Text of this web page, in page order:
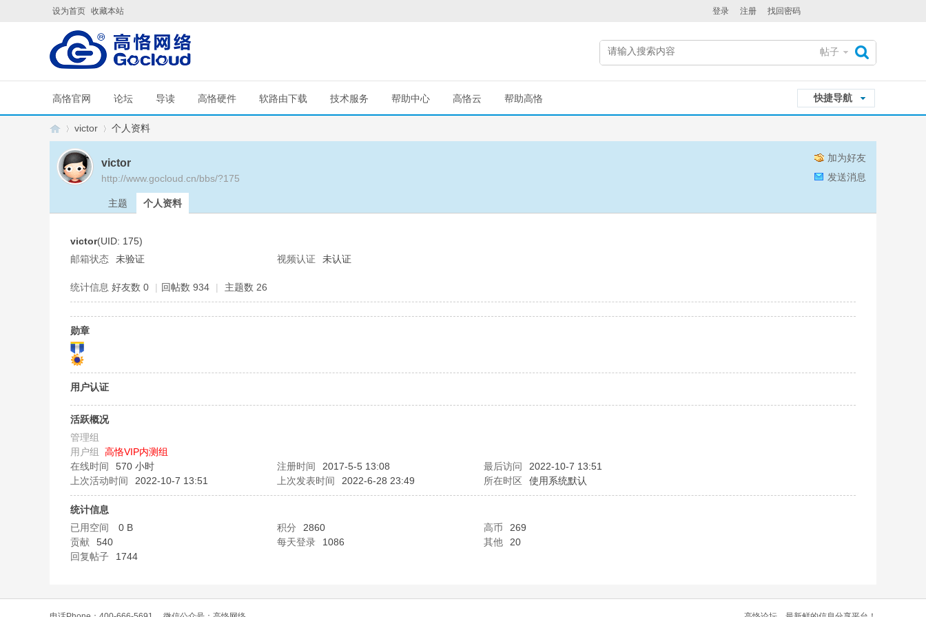
设为首页 收藏本站 登录 注册 找回密码
帖子
快捷导航
高恪官网 论坛 导读 高恪硬件 软路由下载 技术服务 帮助中心 高恪云 帮助高恪
L
victor 个人资料
加为好友
发送消息
victor
http://www.gocloud.cn/bbs/?175
主题 个人资料
victor(UID: 175)
邮箱状态
未验证 视频认证 未认证
统计信息 好友数 0 | 回帖数 934 | 主题数 26
勋章
用户认证
活跃概况
管理组
用户组 高恪VIP内测组
在线时间
570 小时 注册时间 2017-5-5 13:08 最后访问
2022-10-7 13:51
上次活动时间
2022-10-7 13:51 上次发表时间 2022-6-28 23:49 所在时区 使用系统默认
统计信息
已用空间
0 B 积分 2860 高币
269
贡献
540 每天登录 1086 其他
20
回复帖子
1744